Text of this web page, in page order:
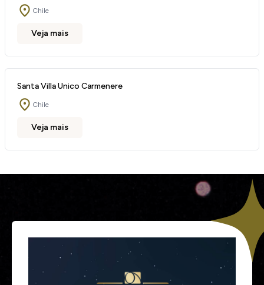
Chile
Veja mais
Santa Villa Unico Carmenere
Chile
Veja mais